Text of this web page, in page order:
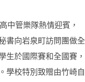
中管樂隊熱情迎賓，
書向岩泉町訪問團做全
生於國際賽和全國賽，
學校特別致贈由竹崎自